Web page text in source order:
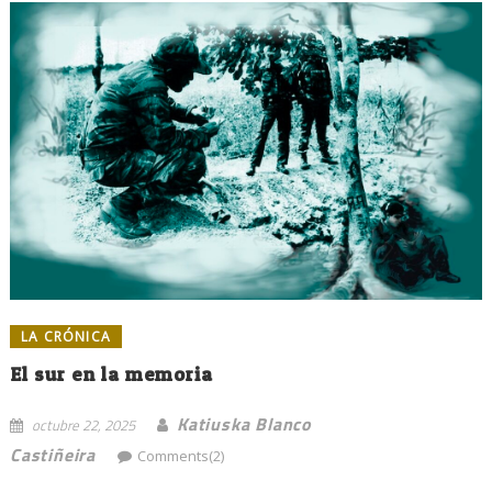
LA CRÓNICA
El sur en la memoria
octubre 22, 2025
Katiuska Blanco
Castiñeira
Comments(2)